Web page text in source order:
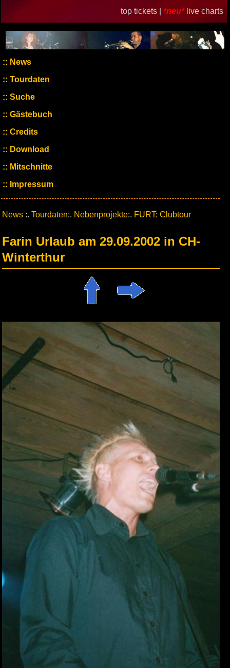
top tickets | *neu* live charts
News
Tourdaten
Suche
Gästebuch
Credits
Download
Mitschnitte
Impressum
News :. Tourdaten:. Nebenprojekte:. FURT: Clubtour
Farin Urlaub am 29.09.2002 in CH-
Winterthur